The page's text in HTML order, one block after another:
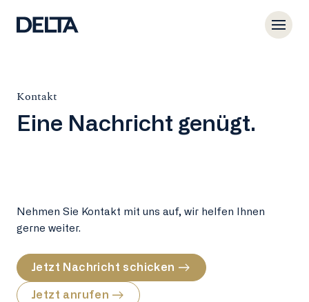
Kontakt
Eine Nachricht genügt.
Nehmen Sie Kontakt mit uns auf, wir helfen Ihnen
gerne weiter.
Jetzt Nachricht schicken
Jetzt anrufen